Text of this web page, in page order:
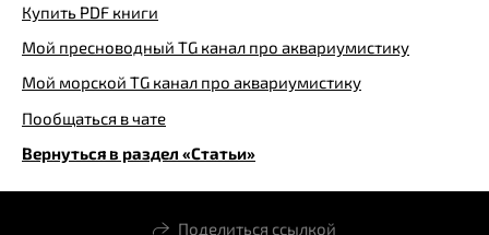
Купить PDF книги
Мой пресноводный TG канал про аквариумистику
Мой морской TG канал про аквариумистику
Пообщаться в чате
Вернуться в раздел «Статьи»
Поделиться ссылкой